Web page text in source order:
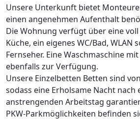
Unsere Unterkunft bietet
einen angenehmen Aufenthalt
Die Wohnung verfügt über eine
Küche, ein eigenes WC/Bad, WLAN
Fernseher. Eine Waschmaschine
ebenfalls zur Verfügung.
Unsere Einzelbetten Betten sind
sodass eine Erholsame Nacht nach
anstrengenden Arbeitstag
PKW-Parkmöglichkeiten befinden